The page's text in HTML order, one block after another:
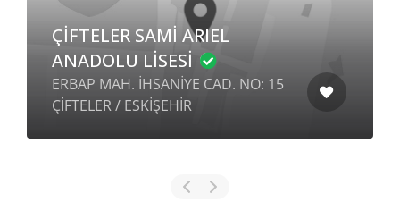
ÇİFTELER SAMİ ARIEL
ANADOLU LİSESİ
ERBAP MAH. İHSANİYE CAD. NO: 15
ÇİFTELER / ESKİŞEHİR